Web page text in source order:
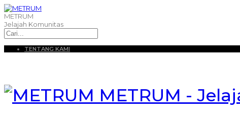
METRUM
Jelajah Komunitas
TENTANG KAMI
METRUM -